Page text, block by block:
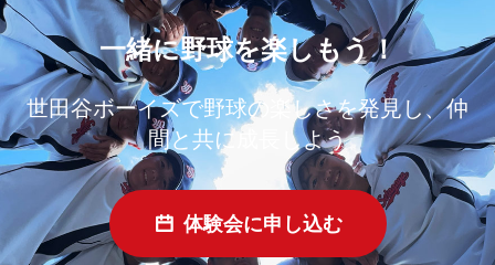
一緒に野球を楽しもう！
世田谷ボーイズで野球の楽しさを発見し、仲
間と共に成長しよう
体験会に申し込む